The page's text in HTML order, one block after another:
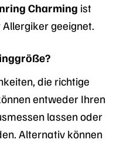
Charming ist
geeignet.
die richtige
entweder Ihren
lassen oder
Alternativ können